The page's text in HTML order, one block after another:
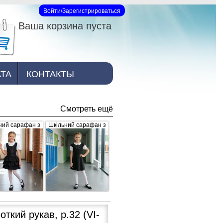
КОНТАКТЫ
Вход на сайт
Войти/Зарегистрироваться
Ваша корзина пуста
Смотреть ещё
сарафан з
чорний
Шкільний сарафан з
брошкою, чорний
рукав, р.32 (VI-